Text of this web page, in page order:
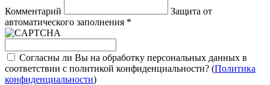
Комментарий
Защита от
автоматического заполнения *
Согласны ли Вы на обработку персональных данных в
соответствии с политикой конфиденциальности? (Политика
конфиденциальности)